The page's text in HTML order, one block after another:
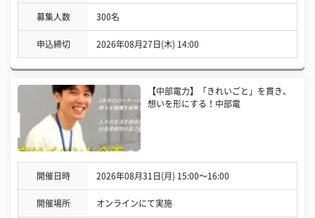
募集人数 300名
申込締切 2026年08月27日(木) 14:00
【中部電力】「きれいごと」を貫き、
想いを形にする！中部電
開催日時 2026年08月31日(月) 15:00〜16:00
開催場所 オンラインにて実施